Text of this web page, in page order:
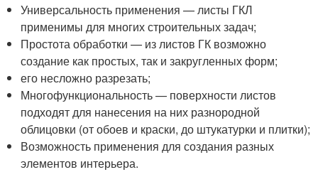
Универсальность применения — листы ГКЛ
применимы для многих строительных задач;
Простота обработки — из листов ГК возможно
создание как простых, так и закругленных форм;
его несложно разрезать;
Многофункциональность — поверхности листов
подходят для нанесения на них разнородной
облицовки (от обоев и краски, до штукатурки и плитки);
Возможность применения для создания разных
элементов интерьера.